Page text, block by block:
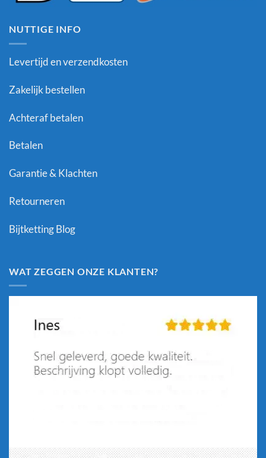
NUTTIGE INFO
Levertijd en verzendkosten
Zakelijk bestellen
Achteraf betalen
Betalen
Garantie & Klachten
Retourneren
Bijtketting Blog
WAT ZEGGEN ONZE KLANTEN?